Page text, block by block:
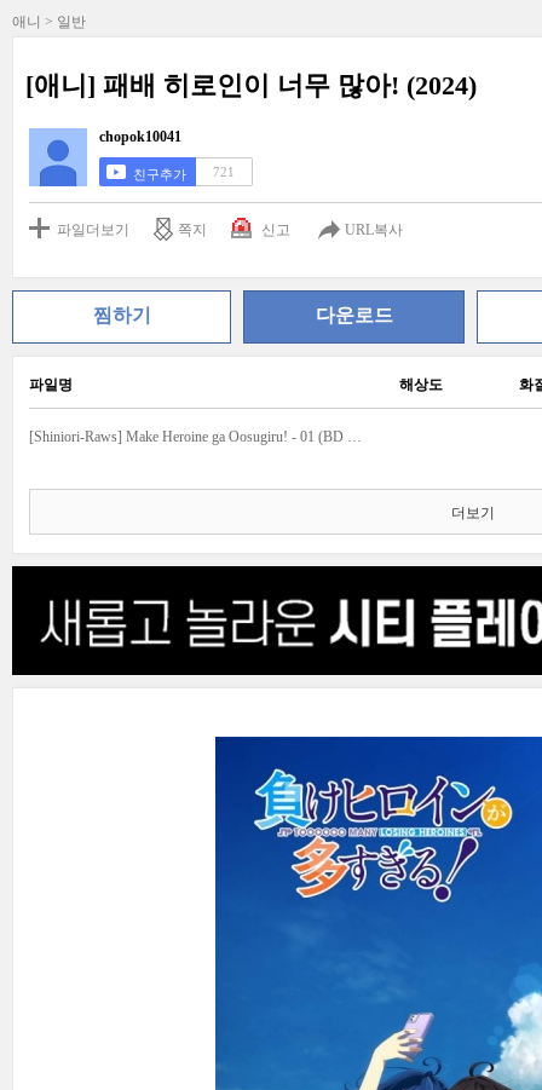
애니 > 일반
[애니] 패배 히로인이 너무 많아! (2024)
chopok10041
친구추가 721
파일더보기 쪽지 신고 URL복사
찜하기 다운로드
파일명 해상도 화
[Shiniori-Raws] Make Heroine ga Oosugiru! - 01 (BD 1920x1080 x265 10bit FLAC).ass
더보기